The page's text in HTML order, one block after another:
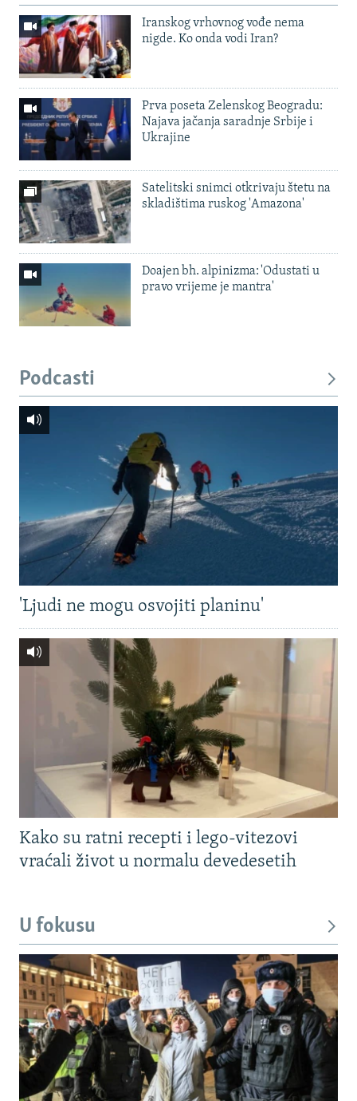
Iranskog vrhovnog vođe nema
nigde. Ko onda vodi Iran?
Prva poseta Zelenskog Beogradu:
Najava jačanja saradnje Srbije i
Ukrajine
Satelitski snimci otkrivaju štetu na
skladištima ruskog 'Amazona'
Doajen bh. alpinizma: 'Odustati u
pravo vrijeme je mantra'
Podcasti
'Ljudi ne mogu osvojiti planinu'
Kako su ratni recepti i lego-vitezovi
vraćali život u normalu devedesetih
U fokusu